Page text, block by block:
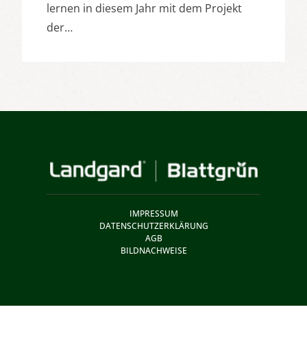
lernen in diesem Jahr mit dem Projekt
der…
IMPRESSUM
DATENSCHUTZERKLÄRUNG
AGB
BILDNACHWEISE